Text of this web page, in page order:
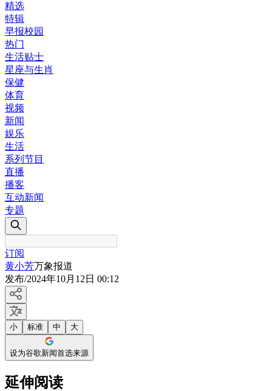
精选
特辑
早报校园
热门
生活贴士
星座与生肖
保健
体育
视频
新闻
娱乐
生活
系列节目
直播
播客
互动新闻
专题
订阅
黄小芳万象报道
发布/2024年10月12日 00:12
小 标准 中 大
设为谷歌新闻首选来源
延伸阅读